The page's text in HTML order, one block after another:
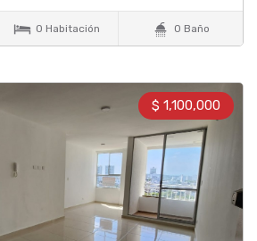
 0 Habitación  0 Baño
$ 1,100,000